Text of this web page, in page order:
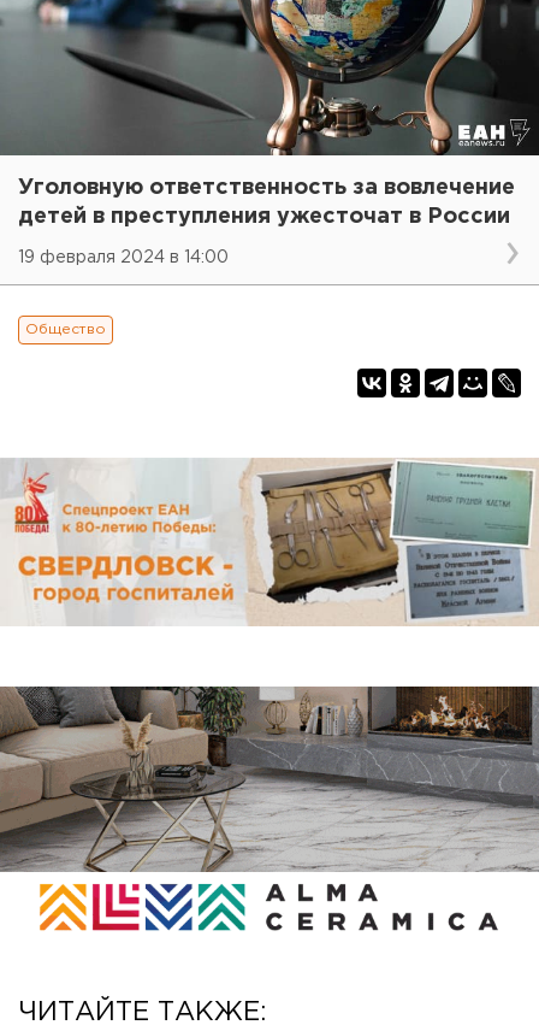
Уголовную ответственность за вовлечение
детей в преступления ужесточат в России
19 февраля 2024 в 14:00
Общество
ЧИТАЙТЕ ТАКЖЕ: